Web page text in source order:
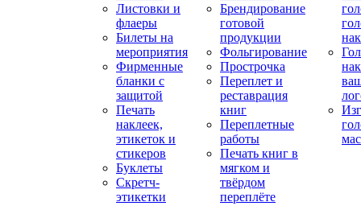
Листовки и
флаеры
Билеты на
мероприятия
Фирменные
бланки с
защитой
Печать
наклеек,
этикеток и
стикеров
Буклеты
Скретч-
этикетки
Брендирование
готовой
продукции
Фольгирование
Прострочка
Переплет и
реставрация
книг
Переплетные
работы
Печать книг в
мягком и
твёрдом
переплёте